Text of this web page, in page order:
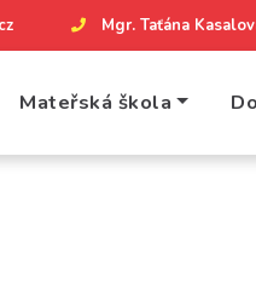
Mgr. Taťána
Mateřská škola